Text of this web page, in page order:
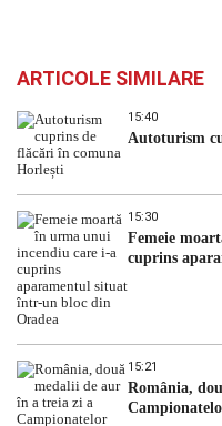
ARTICOLE SIMILARE
15:40
Autoturism
15:30
Femeie
cuprins
15:21
România,